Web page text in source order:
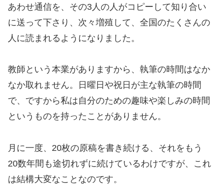
あわせ通信を、その3人の人がコピーして知り合い
に送って下さり、次々増殖して、全国のたくさんの
人に読まれるようになりました。
教師という本業がありますから、執筆の時間はなか
なか取れません。日曜日や祝日が主な執筆の時間
で、ですから私は自分のための趣味や楽しみの時間
というものを持ったことがありません。
月に一度、20枚の原稿を書き続ける、それをもう
20数年間も途切れずに続けているわけですが、これ
は結構大変なことなのです。